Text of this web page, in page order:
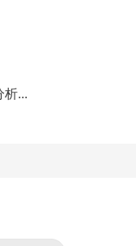
析...